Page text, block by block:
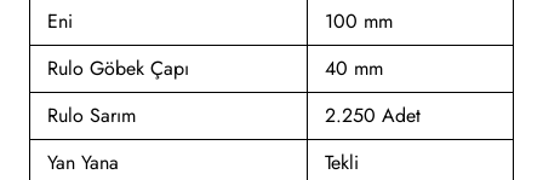
Eni
100 mm
Rulo Göbek Çapı
40 mm
Rulo Sarım
2.250 Adet
Yan Yana
Tekli